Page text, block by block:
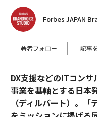
Forbes JAPAN
著者フォロー 記事
DX支援などのITコン
事業を基軸とする日
（ディルバート）。「